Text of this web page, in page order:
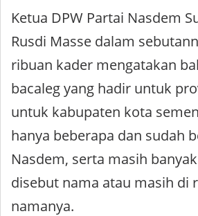
Ketua DPW Partai Nasdem
Rusdi Masse dalam
ribuan kader mengatakan
bacaleg yang hadir untuk
untuk kabupaten kota
hanya beberapa dan sudah
Nasdem, serta masih
disebut nama atau masih di
namanya.